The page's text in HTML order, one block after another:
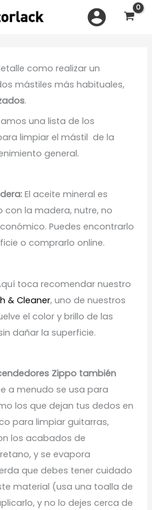
como realizar un
mástiles más habituales,
.
una lista de los
limpiar el mástil de la
general.
El aceite mineral es
la madera, nutre, no
Puedes encontrarlo
o comprarlo online.
toca recomendar nuestro
& Cleaner, uno de nuestros
el color y brillo de las
dañar la superficie.
Zippo también
a menudo se usa para
los que dejan tus dedos en
para limpiar guitarras,
los acabados de
y se evapora
que debes tener cuidado
material (usa una toalla de
y no lo dejes cerca de